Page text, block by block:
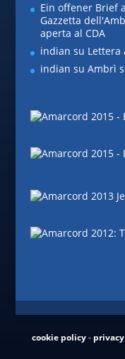
Ein offener Brief
Gazzetta
aperta al CDA
indian su Lettera
indian su Ambrì
cookie policy-